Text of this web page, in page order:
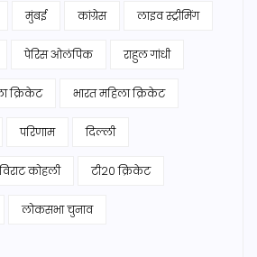
मुंबई कांग्रेस लाइव स्ट्रीमिंग
पेरिस ओलंपिक राहुल गांधी
क्रिकेट भारत महिला क्रिकेट
परिणाम दिल्ली
विराट कोहली टी20 क्रिकेट
लोकसभा चुनाव